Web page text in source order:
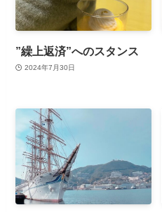
”繰上返済”へのスタンス
2024年7月30日